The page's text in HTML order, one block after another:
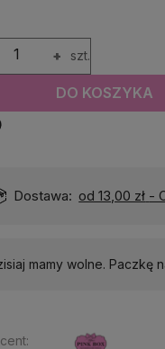
+ szt.
DO KOSZYKA
Wyślemy
mamy wolne. Paczkę